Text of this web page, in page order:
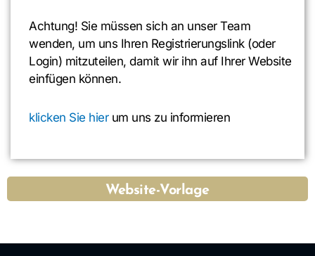
Achtung! Sie müssen sich an unser Team
wenden, um uns Ihren Registrierungslink (oder
Login) mitzuteilen, damit wir ihn auf Ihrer Website
einfügen können.
klicken Sie hierum uns zu informieren
Website-Vorlage